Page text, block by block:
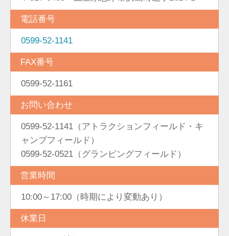
電話番号
0599-52-1141
FAX番号
0599-52-1161
お問い合わせ
0599-52-1141（アトラクションフィールド・キ
ャンプフィールド）
0599-52-0521（グランピングフィールド）
営業時間
10:00～17:00（時期により変動あり）
休業日